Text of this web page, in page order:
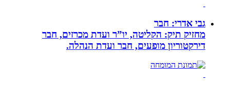
גבי אדרי: חבר
מחזיק תיק: הקליטה, יו”ר ועדת מכרזים, חבר
דירקטוריון מופעים, חבר ועדת הנהלה.